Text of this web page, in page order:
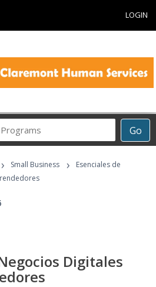
LOGIN
Go
Career
Programs
› Small Business ›
Esenciales de
Digitales